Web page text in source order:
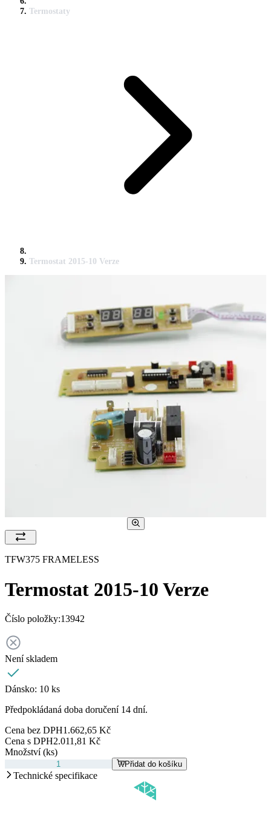
Termostaty
Termostat 2015-10 Verze
TFW375 FRAMELESS
Termostat 2015-10 Verze
Číslo položky:13942
Není skladem
Dánsko: 10 ks
Předpokládaná doba doručení 14 dní.
Cena bez DPH1.662,65 Kč
Cena s DPH2.011,81 Kč
Množství (ks)
Přidat do košíku
Technické specifikace